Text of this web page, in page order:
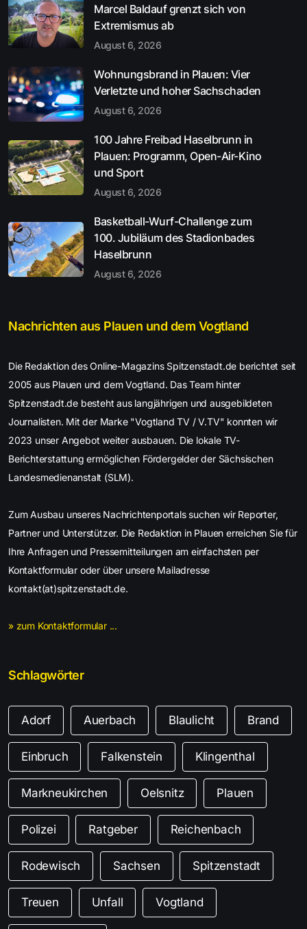
Marcel Baldauf grenzt sich von
Extremismus ab
August 6, 2026
Wohnungsbrand in Plauen: Vier
Verletzte und hoher Sachschaden
August 6, 2026
100 Jahre Freibad Haselbrunn in
Plauen: Programm, Open-Air-Kino
und Sport
August 6, 2026
Basketball-Wurf-Challenge zum
100. Jubiläum des Stadionbades
Haselbrunn
August 6, 2026
Nachrichten aus Plauen und dem Vogtland
Die Redaktion des Online-Magazins Spitzenstadt.de berichtet seit
2005 aus Plauen und dem Vogtland. Das Team hinter
Spitzenstadt.de besteht aus langjährigen und ausgebildeten
Journalisten. Mit der Marke "Vogtland TV / V.TV" konnten wir
2023 unser Angebot weiter ausbauen. Die lokale TV-
Berichterstattung ermöglichen Fördergelder der Sächsischen
Landesmedienanstalt (SLM).
Zum Ausbau unseres Nachrichtenportals suchen wir Reporter,
Partner und Unterstützer. Die Redaktion in Plauen erreichen Sie für
Ihre Anfragen und Pressemitteilungen am einfachsten per
Kontaktformular oder über unsere Mailadresse
kontakt(at)spitzenstadt.de.
» zum Kontaktformular ...
Schlagwörter
Adorf Auerbach Blaulicht Brand
Einbruch Falkenstein Klingenthal
Markneukirchen Oelsnitz Plauen
Polizei Ratgeber Reichenbach
Rodewisch Sachsen Spitzenstadt
Treuen Unfall Vogtland